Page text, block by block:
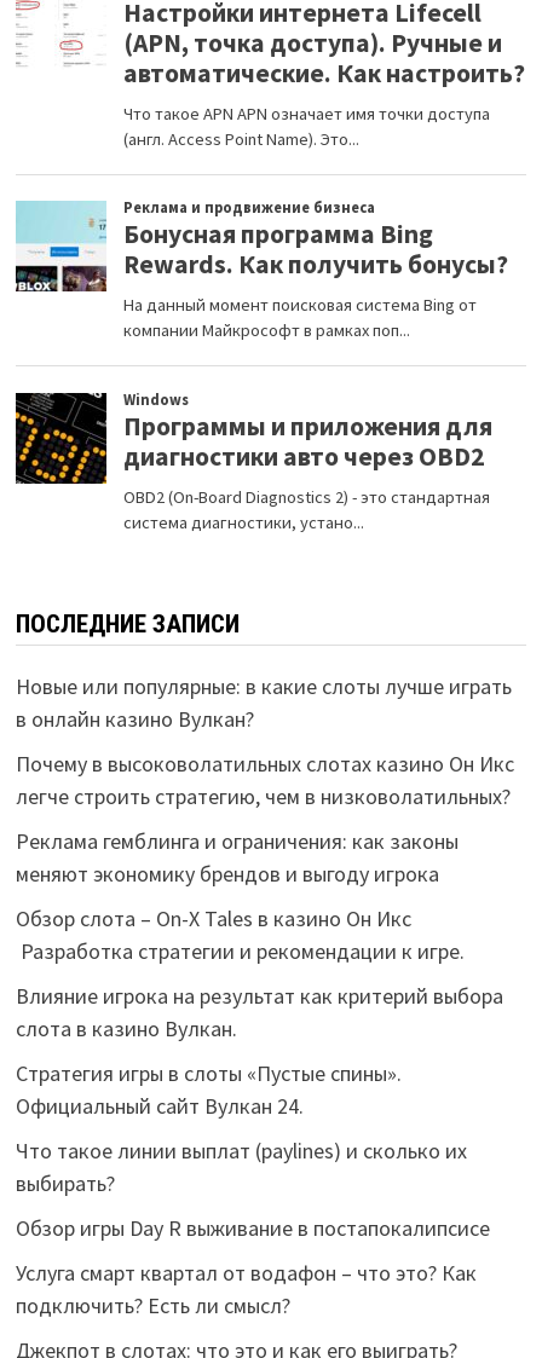
ПОСЛЕДНИЕ ЗАПИСИ
Новые или популярные: в какие слоты лучше играть
в онлайн казино Вулкан?
Почему в высоковолатильных слотах казино Он Икс
легче строить стратегию, чем в низковолатильных?
Реклама гемблинга и ограничения: как законы
меняют экономику брендов и выгоду игрока
Обзор слота – On-X Tales в казино Он Икс
Разработка стратегии и рекомендации к игре.
Влияние игрока на результат как критерий выбора
слота в казино Вулкан.
Стратегия игры в слоты «Пустые спины».
Официальный сайт Вулкан 24.
Что такое линии выплат (paylines) и сколько их
выбирать?
Обзор игры Day R выживание в постапокалипсисе
Услуга смарт квартал от водафон – что это? Как
подключить? Есть ли смысл?
Джекпот в слотах: что это и как его выиграть?